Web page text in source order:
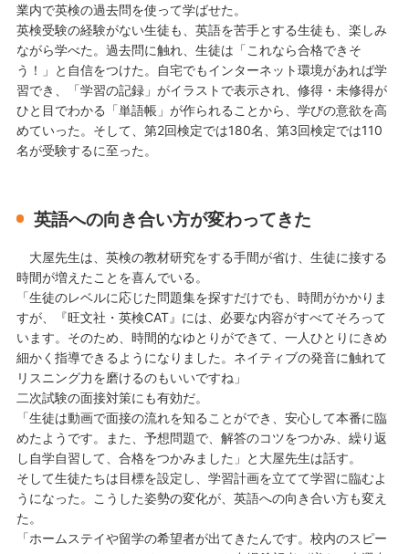
業内で英検の過去問を使って学ばせた。
英検受験の経験がない生徒も、英語を苦手とする生徒も、楽しみ
ながら学べた。過去問に触れ、生徒は「これなら合格できそ
う！」と自信をつけた。自宅でもインターネット環境があれば学
習でき、「学習の記録」がイラストで表示され、修得・未修得が
ひと目でわかる「単語帳」が作られることから、学びの意欲を高
めていった。そして、第2回検定では180名、第3回検定では110
名が受験するに至った。
英語への向き合い方が変わってきた
大屋先生は、英検の教材研究をする手間が省け、生徒に接する
時間が増えたことを喜んでいる。
「生徒のレベルに応じた問題集を探すだけでも、時間がかかりま
すが、『旺文社・英検CAT』には、必要な内容がすべてそろって
います。そのため、時間的なゆとりができて、一人ひとりにきめ
細かく指導できるようになりました。ネイティブの発音に触れて
リスニング力を磨けるのもいいですね」
二次試験の面接対策にも有効だ。
「生徒は動画で面接の流れを知ることができ、安心して本番に臨
めたようです。また、予想問題で、解答のコツをつかみ、繰り返
し自学自習して、合格をつかみました」と大屋先生は話す。
そして生徒たちは目標を設定し、学習計画を立てて学習に臨むよ
うになった。こうした姿勢の変化が、英語への向き合い方も変え
た。
「ホームステイや留学の希望者が出てきたんです。校内のスピー